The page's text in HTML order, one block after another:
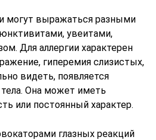
могут выражаться разными
увеитами,
Для аллергии характерен
гиперемия слизистых,
видеть, появляется
Она может иметь
или постоянный характер.
глазных реакций